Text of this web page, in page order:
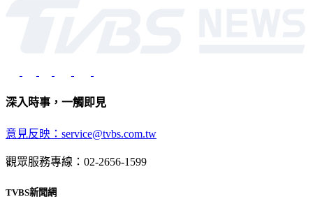
深入時事，一觸即見
意見反映：service@tvbs.com.tw
觀眾服務專線：02-2656-1599
TVBS新聞網